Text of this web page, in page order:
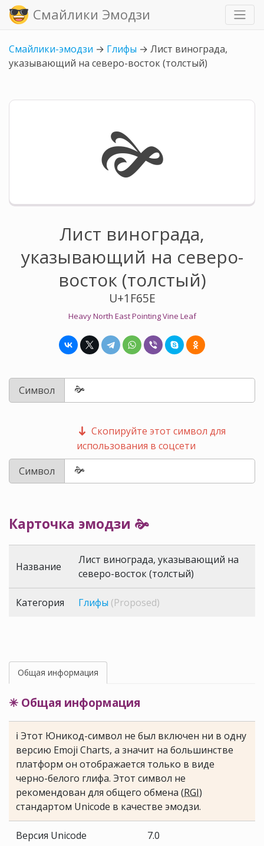
Смайлики Эмодзи
Смайлики-эмодзи → Глифы → Лист винограда,
указывающий на северо-восток (толстый)
🙞
Лист винограда,
указывающий на северо-
восток (толстый)
U+1F65E
Heavy North East Pointing Vine Leaf
Символ
Скопируйте этот символ для
использования в соцсети
Символ
Карточка эмодзи 🙞
Название
Лист винограда, указывающий на
северо-восток (толстый)
Категория Глифы (Proposed)
Общая информация
✳ Общая информация
ℹ Этот Юникод-символ не был включен ни в одну
версию Emoji Charts, а значит на большинстве
платформ он отображается только в виде
черно-белого глифа. Этот символ не
рекомендован для общего обмена (RGI)
стандартом Unicode в качестве эмодзи.
Версия Unicode 7.0